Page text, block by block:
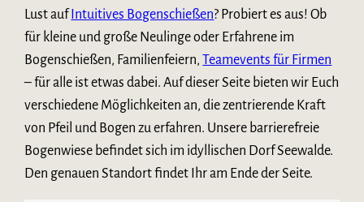
Lust auf Intuitives Bogenschießen? Probiert es aus! Ob
für kleine und große Neulinge oder Erfahrene im
Bogenschießen, Familienfeiern,Teamevents für Firmen
– für alle ist etwas dabei. Auf dieser Seite bieten wir Euch
verschiedene Möglichkeiten an, die zentrierende Kraft
von Pfeil und Bogen zu erfahren. Unsere barrierefreie
Bogenwiese befindet sich im idyllischen Dorf Seewalde.
Den genauen Standort findet Ihr am Ende der Seite.